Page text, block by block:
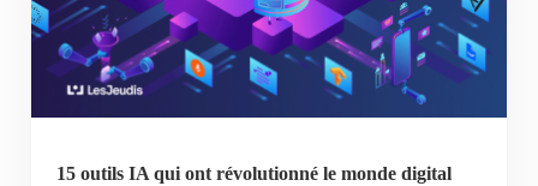
15 outils IA qui ont révolutionné le monde digital